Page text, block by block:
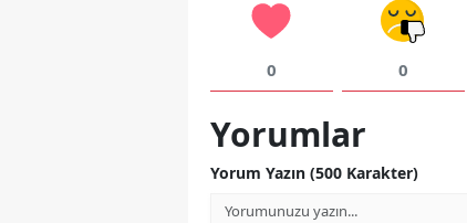
0 0
Yorumlar
Yorum Yazın (500 Karakter)